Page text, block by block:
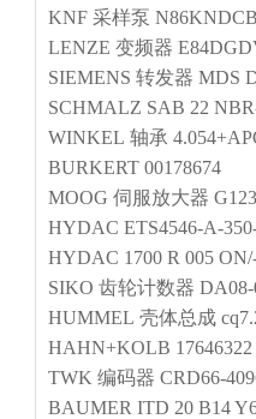
KNF 采样泵
LENZE 变频器
SIEMENS 转发器 MDS
SCHMALZ SAB 22
WINKEL 轴承
BURKERT 00178674
MOOG 伺服放大器
HYDAC ETS4546-A-
HYDAC 1700 R 005
SIKO 齿轮计数器 DA08-
HUMMEL 壳体总成
HAHN+KOLB 17646322
TWK 编码器 CRD66-
BAUMER ITD 20 B14